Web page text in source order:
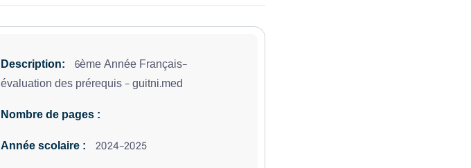
Description:
6ème Année Français-
évaluation des prérequis - guitni.med
Nombre de pages :
Année scolaire : 2024-2025